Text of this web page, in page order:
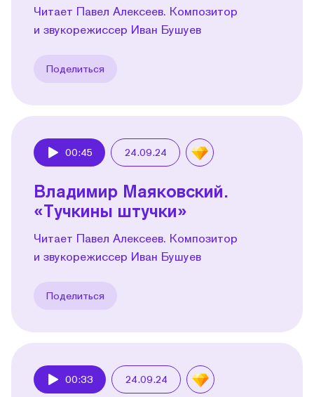
Читает Павел Алексеев. Композитор
и звукорежиссер Иван Бушуев
Поделиться
00:45 24.09.24
Владимир Маяковский.
«Тучкины штучки»
Читает Павел Алексеев. Композитор
и звукорежиссер Иван Бушуев
Поделиться
00:33 24.09.24